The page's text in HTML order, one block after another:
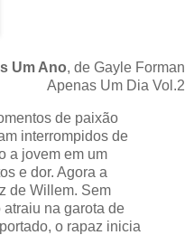
Um Ano, de Gayle Forman
Apenas Um Dia Vol.2
de paixão
interrompidos de
a jovem em um
e dor. Agora a
de Willem. Sem
na garota de
o rapaz inicia